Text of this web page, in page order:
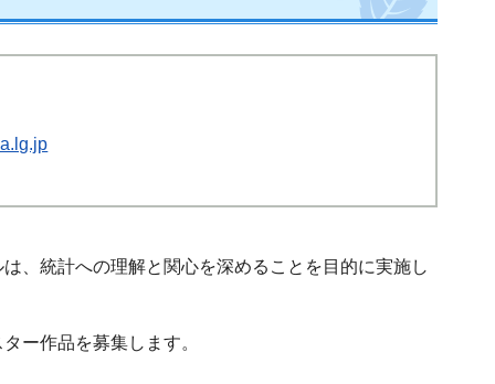
、統計への理解と関心を深めることを目的に実施し
ー作品を募集します。